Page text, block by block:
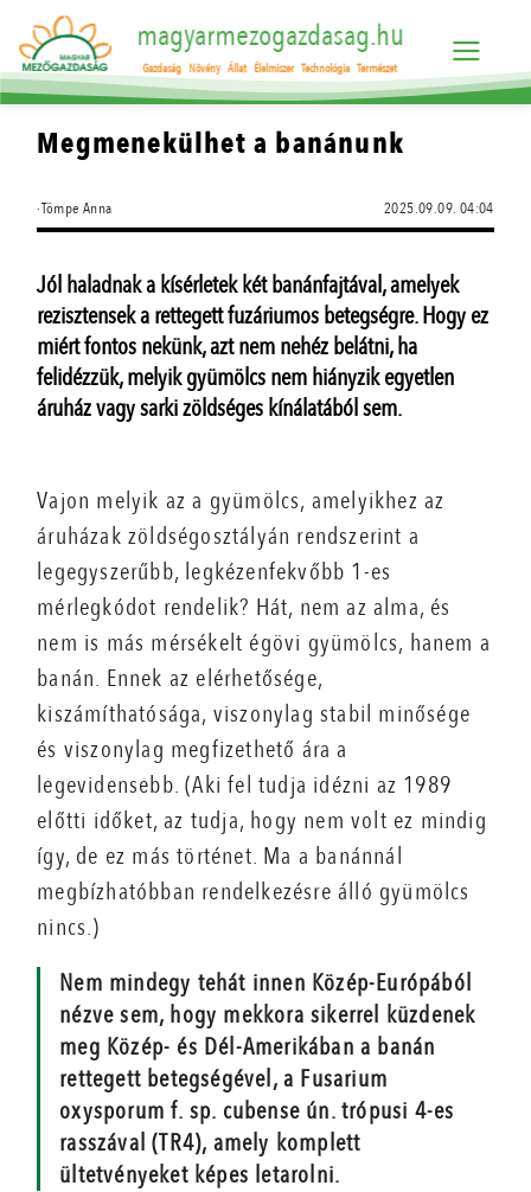
magyarmezogazdasag.hu
Gazdaság Növény Állat Élelmiszer Technológia Természet
Megmenekülhet a banánunk
·Tömpe Anna 2025.09.09. 04:04
Jól haladnak a kísérletek két banánfajtával, amelyek
rezisztensek a rettegett fuzáriumos betegségre. Hogy ez
miért fontos nekünk, azt nem nehéz belátni, ha
felidézzük, melyik gyümölcs nem hiányzik egyetlen
áruház vagy sarki zöldséges kínálatából sem.
Vajon melyik az a gyümölcs, amelyikhez az
áruházak zöldségosztályán rendszerint a
legegyszerűbb, legkézenfekvőbb 1-es
mérlegkódot rendelik? Hát, nem az alma, és
nem is más mérsékelt égövi gyümölcs, hanem a
banán. Ennek az elérhetősége,
kiszámíthatósága, viszonylag stabil minősége
és viszonylag megfizethető ára a
legevidensebb. (Aki fel tudja idézni az 1989
előtti időket, az tudja, hogy nem volt ez mindig
így, de ez más történet. Ma a banánnál
megbízhatóbban rendelkezésre álló gyümölcs
nincs.)
Nem mindegy tehát innen Közép-Európából
nézve sem, hogy mekkora sikerrel küzdenek
meg Közép- és Dél-Amerikában a banán
rettegett betegségével, a Fusarium
oxysporum f. sp. cubense ún. trópusi 4-es
rasszával (TR4), amely komplett
ültetvényeket képes letarolni.